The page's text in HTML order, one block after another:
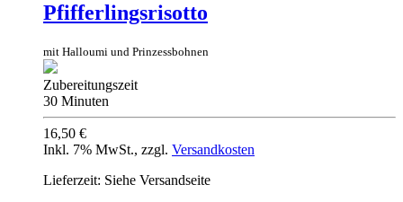
Pfifferlingsrisotto
mit Halloumi und Prinzessbohnen
Zubereitungszeit
30 Minuten
16,50 €
Inkl. 7% MwSt., zzgl. Versandkosten
Lieferzeit: Siehe Versandseite